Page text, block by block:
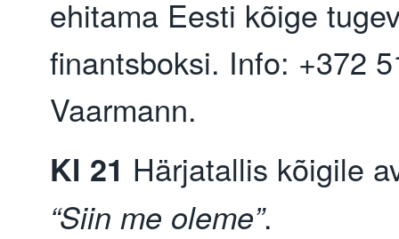
ehitama Eesti kõige
finantsboksi. Info: +372
Vaarmann.
Kl 21 Härjatallis kõigile
“Siin me oleme”.